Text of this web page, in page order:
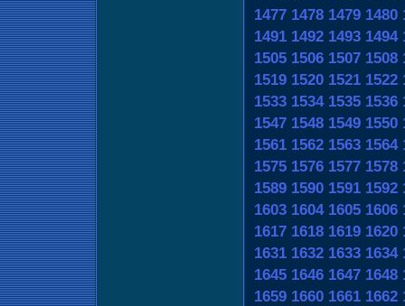
1477 1478 1479 1480
1491 1492 1493 1494
1505 1506 1507 1508
1519 1520 1521 1522
1533 1534 1535 1536
1547 1548 1549 1550
1561 1562 1563 1564
1575 1576 1577 1578
1589 1590 1591 1592
1603 1604 1605 1606
1617 1618 1619 1620
1631 1632 1633 1634
1645 1646 1647 1648
1659 1660 1661 1662